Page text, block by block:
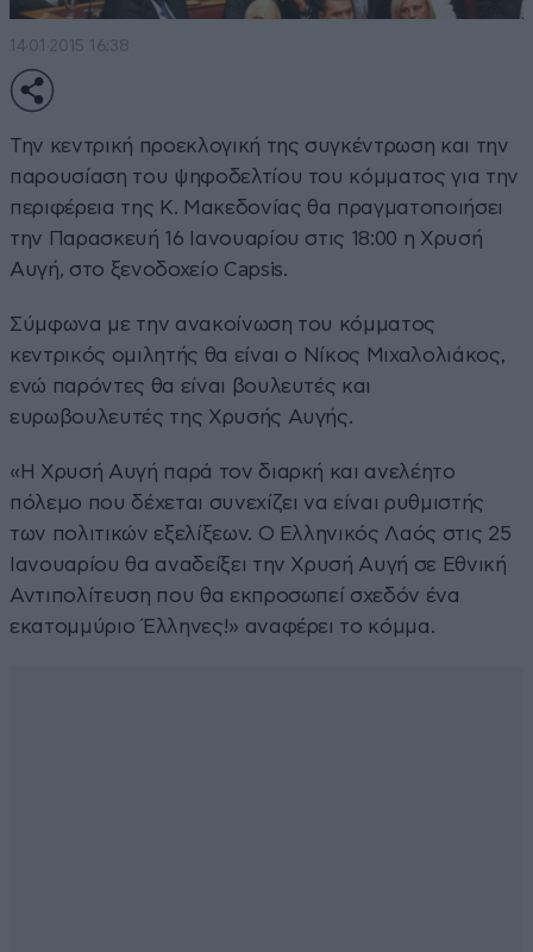
14·01·2015 16:38
Την κεντρική προεκλογική της συγκέντρωση και την
παρουσίαση του ψηφοδελτίου του κόμματος για την
περιφέρεια της Κ. Μακεδονίας θα πραγματοποιήσει
την Παρασκευή 16 Ιανουαρίου στις 18:00 η Χρυσή
Αυγή, στο ξενοδοχείο Capsis.
Σύμφωνα με την ανακοίνωση του κόμματος
κεντρικός ομιλητής θα είναι ο Νίκος Μιχαλολιάκος,
ενώ παρόντες θα είναι βουλευτές και
ευρωβουλευτές της Χρυσής Αυγής.
«Η Χρυσή Αυγή παρά τον διαρκή και ανελέητο
πόλεμο που δέχεται συνεχίζει να είναι ρυθμιστής
των πολιτικών εξελίξεων. Ο Ελληνικός Λαός στις 25
Ιανουαρίου θα αναδείξει την Χρυσή Αυγή σε Εθνική
Αντιπολίτευση που θα εκπροσωπεί σχεδόν ένα
εκατομμύριο Έλληνες!» αναφέρει το κόμμα.